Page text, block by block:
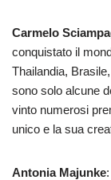
Carmelo
conquistato il
Thailandia,
sono solo alcune
vinto numerosi
unico e la sua
Antonia Majunke